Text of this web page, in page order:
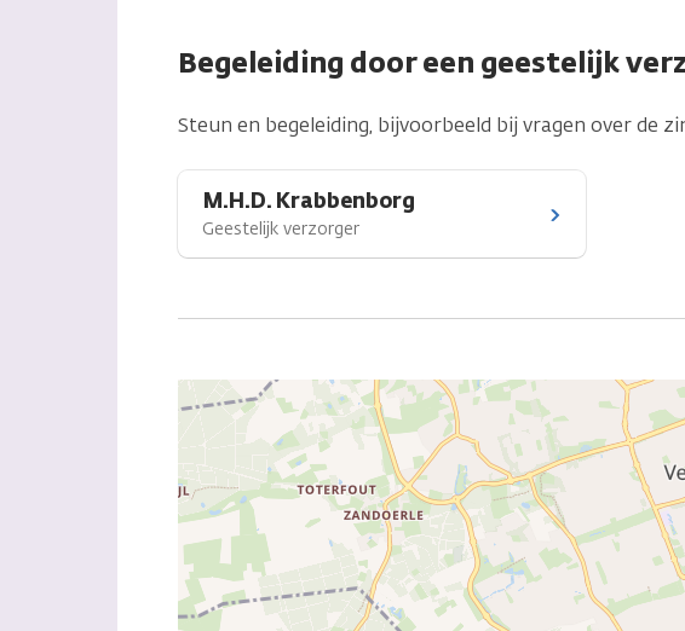
Begeleiding door een geestelijk
Steun en begeleiding, bijvoorbeeld bij vragen over de
M.H.D. Krabbenborg
Geestelijk verzorger